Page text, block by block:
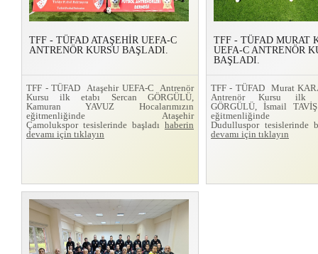
TFF - TÜFAD ATAŞEHİR UEFA-C
ANTRENÖR KURSU BAŞLADI.
TFF - TÜFAD Ataşehir UEFA-C Antrenör
Kursu ilk etabı Sercan GÖRGÜLÜ,
Kamuran YAVUZ Hocalarımızın
eğitmenliğinde Ataşehir
Çamolukspor tesislerinde başladı haberin
devamı için tıklayın
TFF - TÜFAD MURAT
UEFA-C ANTRENÖR
BAŞLADI.
TFF - TÜFAD Murat
Antrenör Kursu ilk
GÖRGÜLÜ, İsmail TAVİŞ
eğitmenliğinde
Dudulluspor tesislerinde
devamı için tıklayın